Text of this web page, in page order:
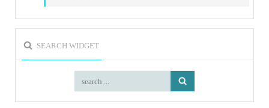
SEARCH WIDGET